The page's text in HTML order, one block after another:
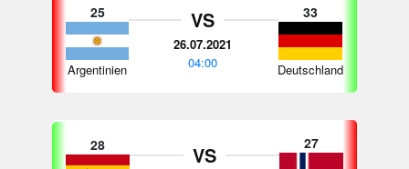
25
Argentinien
VS
26.07.2021
04:00
33
Deutschland
28 VS 27